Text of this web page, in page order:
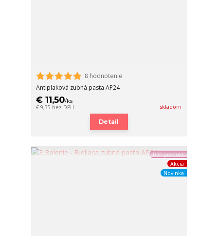
8 hodnotenie
Antiplaková zubná pasta AP24
€ 11,50/ks
€ 9,35 bez DPH skladom
Detail
TOP produkt
Akcia
Novinka